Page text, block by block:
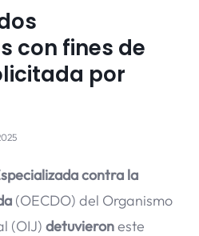
con fines de
por
contra la
(OECDO) del Organismo
(OIJ) detuvieroneste